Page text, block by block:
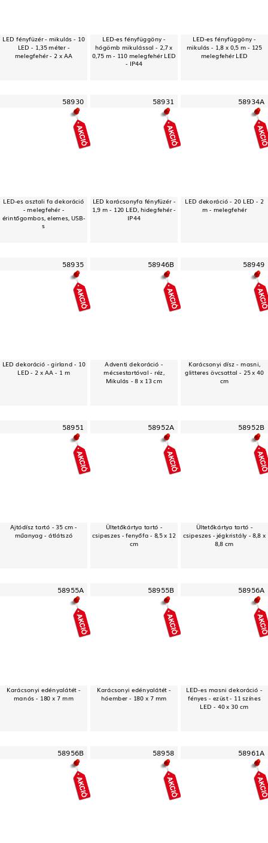
LED fényfüzér - mikulás - 10
LED - 1,35 méter -
melegfehér - 2 x AA
LED-es fényfüggöny -
hógömb mikulással - 2,7 x
0,75 m - 110 melegfehér LED
- IP44
LED-es fényfüggöny -
mikulás - 1,8 x 0,5 m - 125
melegfehér LED
58930
LED-es asztali fa dekoráció
- melegfehér -
érintőgombos, elemes, USB-
s
58931
LED karácsonyfa fényfüzér -
1,9 m - 120 LED, hidegfehér -
IP44
58934A
LED dekoráció - 20 LED - 2
m - melegfehér
58935
LED dekoráció - girland - 10
LED - 2 x AA - 1 m
58946B
Adventi dekoráció -
mécsestartóval - réz,
Mikulás - 8 x 13 cm
58949
Karácsonyi dísz - masni,
glitteres övcsattal - 25 x 40
cm
58951
Ajtódísz tartó - 35 cm -
műanyag - átlátszó
58952A
Ültetőkártya tartó -
csipeszes - fenyőfa - 8,5 x 12
cm
58952B
Ültetőkártya tartó -
csipeszes - jégkristály - 8,8 x
8,8 cm
58955A
Karácsonyi edényalátét -
manós - 180 x 7 mm
58955B
Karácsonyi edényalátét -
hóember - 180 x 7 mm
58956A
LED-es masni dekoráció -
fényes - ezüst - 11 színes
LED - 40 x 30 cm
58956B 58958 58961A